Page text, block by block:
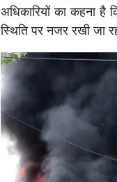
अधिकारियों का कहना है
स्थिति पर नजर रखी जा